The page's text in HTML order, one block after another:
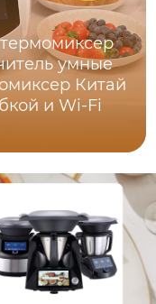
умные
Китай
и Wi-Fi